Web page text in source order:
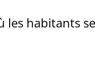
les habitants